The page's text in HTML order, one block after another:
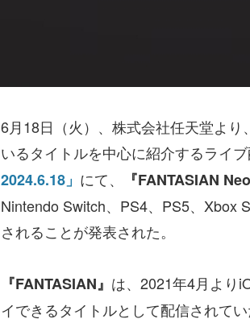
6月18日（火）、株式会社任天堂よ
いるタイトルを中心に紹介するライ
2024.6.18」 にて、 『FANTASIAN
Nintendo Switch、PS4、PS5、Xbox
されることが発表された。
『FANTASIAN』 は、2021年4月より
イできるタイトルとして配信されて